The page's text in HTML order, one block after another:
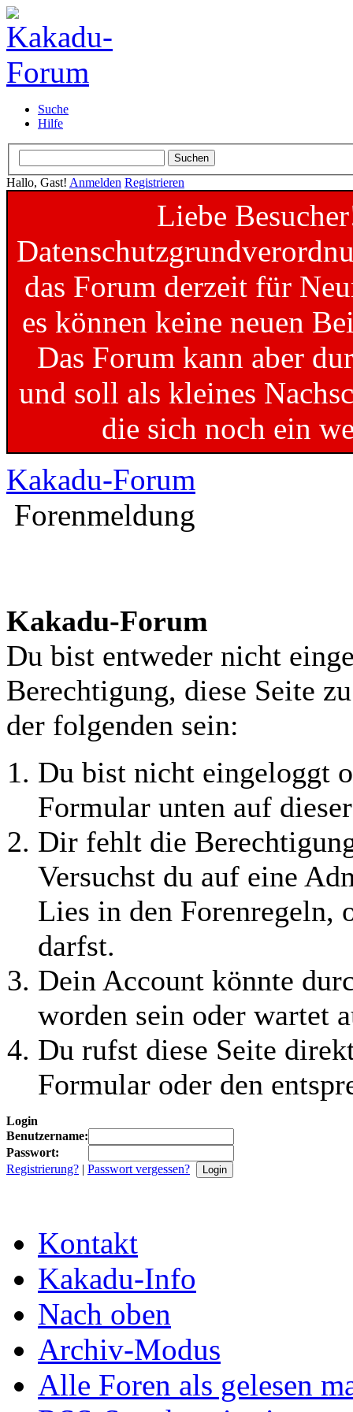
Suche
Hilfe
Hallo, Gast! Anmelden Registrieren
Liebe
das Forum derzeit für
es können keine neuen
Das Forum kann aber
und soll als kleines
die sich noch ein
Kakadu-Forum
Forenmeldung
Kakadu-Forum
Du bist entweder nicht
Berechtigung, diese Seite
der folgenden sein:
Du bist nicht eingeloggt
Formular unten auf
Dir fehlt die
Versuchst du auf eine
Lies in den Forenregeln,
darfst.
Dein Account könnte
worden sein oder wartet
Du rufst diese Seite
Formular oder den
Login
Benutzername:
Passwort:
Registrierung? | Passwort vergessen?
Kontakt
Kakadu-Info
Nach oben
Archiv-Modus
Alle Foren als gelesen